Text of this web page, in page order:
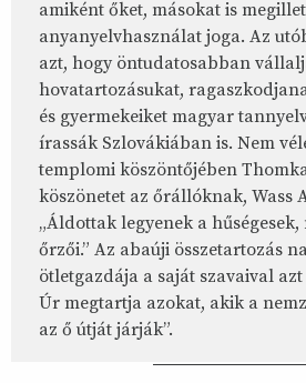
amiként őket, másokat is
anyanyelvhasználat joga. Az
azt, hogy öntudatosabban
hovatartozásukat,
és gyermekeiket magyar
írassák Szlovákiában is. Nem
templomi köszöntőjében
köszönetet az őrállóknak, Wass
„Áldottak legyenek a
őrzői.” Az abaúji összetartozás
ötletgazdája a saját szavaival azt
Úr megtartja azokat, akik a
az ő útját járják”.